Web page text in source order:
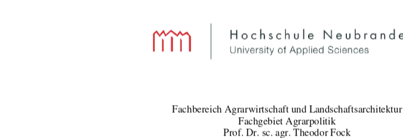
Fachbereich Agrarwirtschaft und Landschaftsarchitektur
Fachgebiet Agrarpolitik
Prof. Dr. sc. agr. Theodor Fock